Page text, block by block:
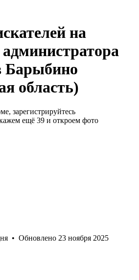
на
Барыбино
область)
зарегистрируйтесь
ещё 39 и откроем фото
• Обновлено 23 ноября 2025